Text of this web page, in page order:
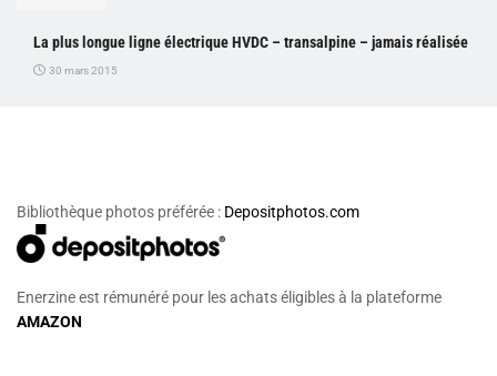
La plus longue ligne électrique HVDC – transalpine – jamais réalisée
30 mars 2015
Bibliothèque photos préférée : Depositphotos.com
Enerzine est rémunéré pour les achats éligibles à la plateforme
AMAZON